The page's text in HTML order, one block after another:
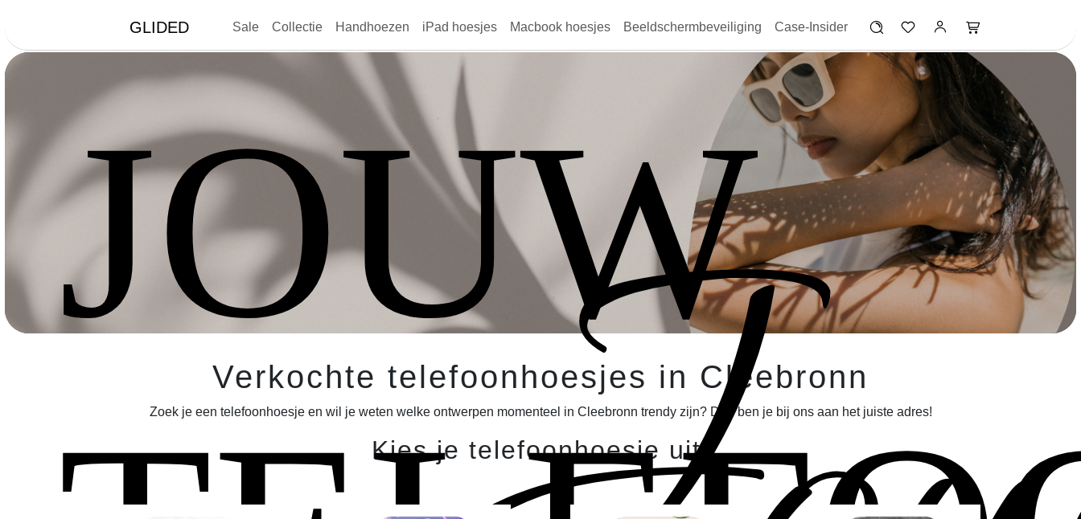
GLIDED Sale Collectie Handhoezen iPad hoesjes Macbook hoesjes Beeldschermbeveiliging Case-Insider
JOUW
Verkochte telefoonhoesjes in Cleebronn
Zoek je een telefoonhoesje en wil je weten welke ontwerpen momenteel in Cleebronn trendy zijn? Dan ben je bij ons aan het juiste adres!
Kies je telefoonhoesje uit!